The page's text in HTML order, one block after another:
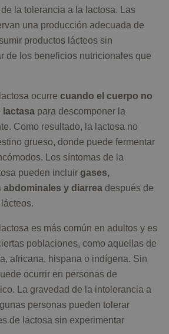
la tolerancia a la lactosa. Las
una producción adecuada de
productos lácteos sin
de los beneficios nutricionales que
ocurre cuando el cuerpo no
lactasa para descomponer la
Como resultado, la lactosa no
grueso, donde puede fermentar
Los síntomas de la
pueden incluir gases,
abdominales y diarrea después de
es más común en adultos y es
poblaciones, como aquellas de
africana, hispana o indígena. Sin
ocurrir en personas de
La gravedad de la intolerancia a
personas pueden tolerar
de lactosa sin experimentar